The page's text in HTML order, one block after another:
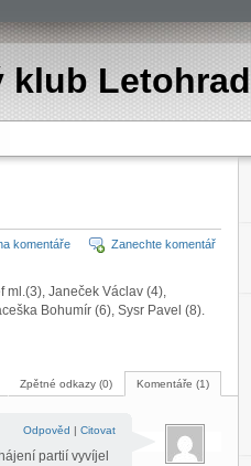
klub Letohrad
Zanechte komentář
komentáře
ml.(3), Janeček Václav (4),
Bohumír (6), Sysr Pavel (8).
Komentáře (1)
Zpětné odkazy (0)
Odpověd | Citovat
partií vyvíjel